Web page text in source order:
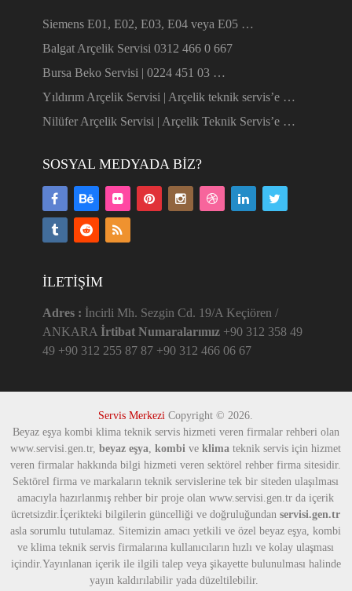
Siemens E01, E02, E03, E04 veya E05 …
Balgat Arçelik Servisi 0312 466 0 667
Bursa Beko Servisi | 0224 451 03 …
Yıldırım Arçelik Servisi | Arçelik teknik servis’e …
Nilüfer Arçelik Servisi | Arçelik Teknik Servis’e …
SOSYAL MEDYADA BIZ?
İLETIŞIM
Adres : İncirli Mh. Sezgin Cd. 19/A Keçiören /
ANKARA İrtibat Numaralarımız+90 312 358 49
49 +90 312 255 87 87 +90 312 466 06 67
Servis Merkezi Copyright © 2026.
Beyaz eşya kombi klima teknik servis hizmeti veren firmalar rehberi olan
www.servisi.gen.tr,beyaz eşya,kombi veklima teknik servis için hizmet
veren firmalar hakkında bilgi hizmeti veren sektörel rehber firma sitesidir.
Sektörel firma ve markaların teknik servislerine tek bir siteden ulaşılması
amacıyla hazırlanmış rehber bir proje olan www.servisi.gen.tr da içerik
ücretsizdir.İçerikteki bilgilerin güncelliği ve doğruluğundanservisi.gen.tr
asla sorumlu tutulamaz. Sitemizin amacı yetkili ve özel beyaz eşya, kombi
ve klima teknik servis firmalarına kullanıcıların hızlı ve kolay ulaşması
içindir.Yayınlanan içerik ile ilgili talep veya şikayette bulunulması halinde
yayın kaldırılabilir yada düzeltilebilir.